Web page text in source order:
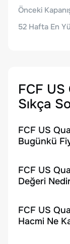
Önceki
52 Hafta En
FCF
Sıkça
FCF US
Bugünkü
FCF US
Değeri
FCF US
Hacmi Ne